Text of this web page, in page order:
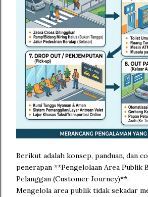
Berikut adalah konsep, panduan, dan
penerapan **Pengelolaan Area Publik
Pelanggan (Customer Journey)**.
Mengelola area publik tidak sekadar